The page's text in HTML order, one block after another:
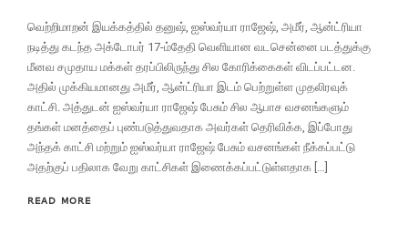
வெற்றிமாறன் இயக்கத்தில் தனுஷ், ஐஸ்வர்யா ராஜேஷ், அமீர், ஆன்ட்ரியா
நடித்து கடந்த அக்டோபர் 17-ம்தேதி வெளியான வடசென்னை படத்துக்கு
மீனவ சமுதாய மக்கள் தரப்பிலிருந்து சில கோரிக்கைகள் விடப்பட்டன.
அதில் முக்கியமானது அமீர், ஆன்ட்ரியா இடம் பெற்றுள்ள முதலிரவுக்
காட்சி. அத்துடன் ஐஸ்வர்யா ராஜேஷ் பேசும் சில ஆபாச வசனங்களும்
தங்கள் மனத்தைப் புண்படுத்துவதாக அவர்கள் தெரிவிக்க, இப்போது
அந்தக் காட்சி மற்றும் ஐஸ்வர்யா ராஜேஷ் பேசும் வசனங்கள் நீக்கப்பட்டு
அதற்குப் பதிலாக வேறு காட்சிகள் இணைக்கப்பட்டுள்ளதாக […]
READ MORE